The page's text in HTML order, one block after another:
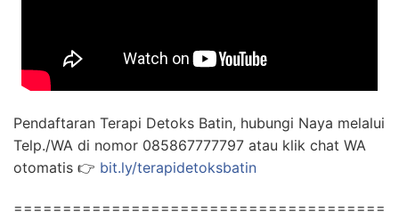
Pendaftaran Terapi Detoks Batin, hubungi Naya melalui
Telp./WA di nomor 085867777797 atau klik chat WA
otomatis 👉 bit.ly/terapidetoksbatin
======================================